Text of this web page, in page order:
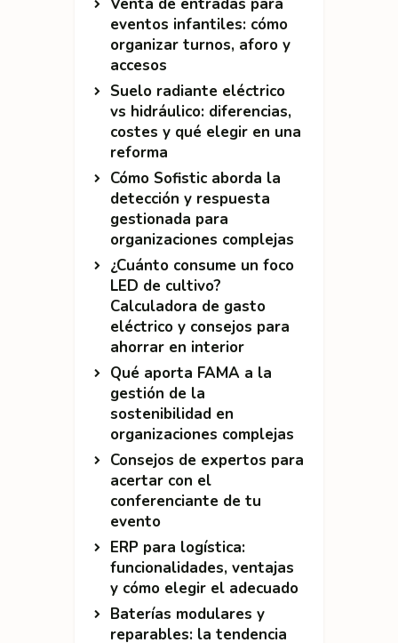
eventos infantiles: cómo
organizar turnos, aforo y
accesos
Suelo radiante eléctrico
vs hidráulico: diferencias,
costes y qué elegir en una
reforma
Cómo Sofistic aborda la
detección y respuesta
gestionada para
organizaciones complejas
¿Cuánto consume un foco
LED de cultivo?
Calculadora de gasto
eléctrico y consejos para
ahorrar en interior
Qué aporta FAMA a la
gestión de la
sostenibilidad en
organizaciones complejas
Consejos de expertos para
acertar con el
conferenciante de tu
evento
ERP para logística:
funcionalidades, ventajas
y cómo elegir el adecuado
Baterías modulares y
reparables: la tendencia